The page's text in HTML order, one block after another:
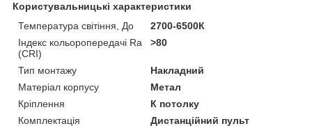
Користувальницькі характеристики
Температура світіння, До
2700-6500К
Індекс кольоропередачі Ra
(CRI)
>80
Тип монтажу
Накладний
Матеріал корпусу
Метал
Кріплення
К потолку
Комплектація
Дистанційний пульт